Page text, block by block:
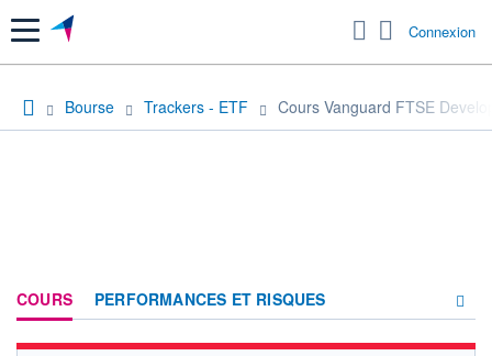
Menu Connexion
Bourse Trackers - ETF Cours Vanguard FTSE
COURS PERFORMANCES ET RISQUES